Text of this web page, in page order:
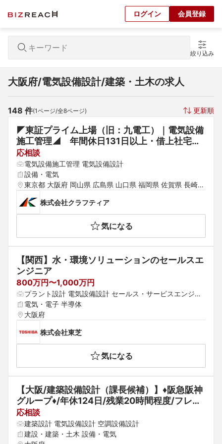
ログイン 会員登録
絞り込み
大阪府/電気設備設計/建築・土木の求人
148 件(1ページ/全8ページ) 更新順
◤東証プライム上場（旧：九電工）｜電気設備
施工管理◢　年間休日131日以上・借上社宅制
度（家賃45％会社負担）◆「総合設備業」の
リーディングカンパニー
応相談
電気設備施工管理 電気設備設計
設備・電気
東京都 大阪府 岡山県 広島県 山口県 福岡県 佐賀県 長崎県
他アジア株式会社クラフティア
気になる
【関西】水・環境ソリューションのセールスエ
ンジニア
800万円〜1,000万円
プラント設計 電気設備設計 セールス・サービスエンジニ
ア
電気・電子 半導体
大阪府
株式会社東芝
気になる
【大阪/建築設備設計（課長候補）】♦️阪急阪神
グループ♦️/年休124日/残業20時間程度/フレッ
クス導入
応相談
建築設計 電気設備設計 空調設備設計
建設・建築・土木 設備・電気